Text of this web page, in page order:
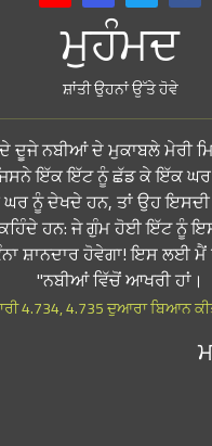
ਮੁਹੰਮਦ
ਸ਼ਾਂਤੀ ਉਹਨਾਂ ਉੱਤੇ ਹੋਵੇ
ਦੇ ਦੂਜੇ ਨਬੀਆਂ ਦੇ ਮੁਕਾਬਲੇ ਮੇਰੀ
ਇੱਕ ਇੱਟ ਨੂੰ ਛੱਡ ਕੇ ਇੱਕ
ਨੂੰ ਦੇਖਦੇ ਹਨ, ਤਾਂ ਉਹ
ਹਨ: ਜੇ ਗੁੰਮ ਹੋਈ ਇੱਟ ਨੂੰ
ਸ਼ਾਨਦਾਰ ਹੋਵੇਗਾ! ਇਸ ਲਈ
ਨਬੀਆਂ ਵਿੱਚੋਂ ਆਖਰੀ ਹਾਂ।"